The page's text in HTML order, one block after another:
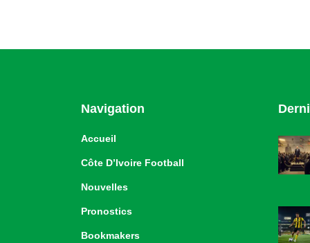
Navigation
Accueil
Côte D’Ivoire Football
Nouvelles
Pronostics
Bookmakers